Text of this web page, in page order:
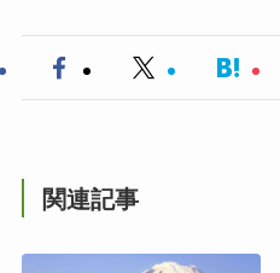
関連記事